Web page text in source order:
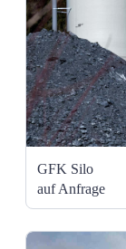
GFK Silo
auf Anfrage